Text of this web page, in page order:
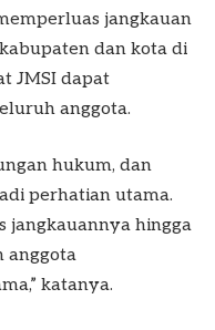
jangkauan
dan kota di
JMSI dapat
anggota.
hukum, dan
perhatian utama.
jangkauannya hingga
anggota
katanya.